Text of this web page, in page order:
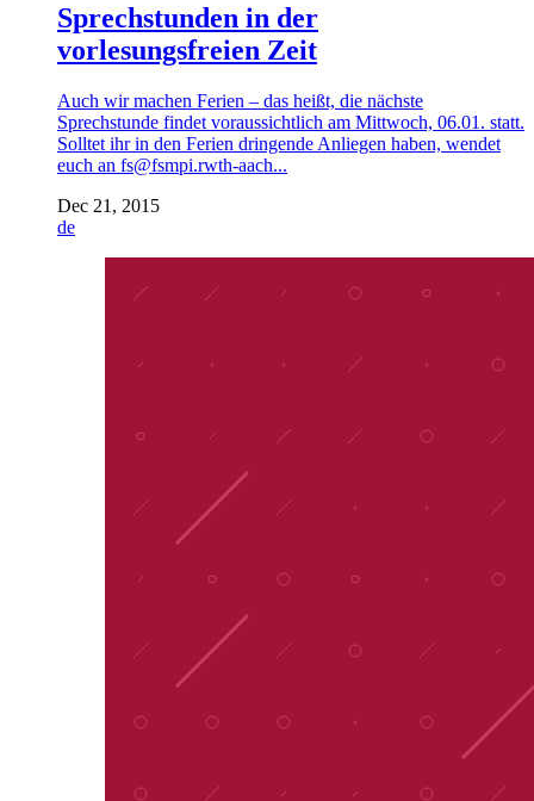
Sprechstunden in der
vorlesungsfreien Zeit
Auch wir machen Ferien – das heißt, die nächste
Sprechstunde findet voraussichtlich am Mittwoch, 06.01. statt.
Solltet ihr in den Ferien dringende Anliegen haben, wendet
euch an fs@fsmpi.rwth-aach...
Dec 21, 2015
de